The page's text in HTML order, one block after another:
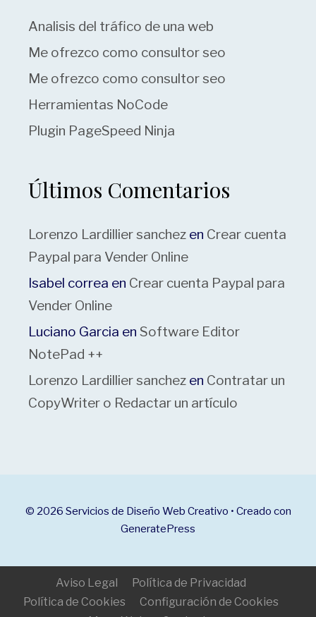
Analisis del tráfico de una web
Me ofrezco como consultor seo
Me ofrezco como consultor seo
Herramientas NoCode
Plugin PageSpeed Ninja
Últimos Comentarios
Lorenzo Lardillier sanchez en Crear cuenta
Paypal para Vender Online
Isabel correa en Crear cuenta Paypal para
Vender Online
Luciano Garcia en Software Editor
NotePad ++
Lorenzo Lardillier sanchez en Contratar un
CopyWriter o Redactar un artículo
© 2026 Servicios de Diseño Web Creativo • Creado con
GeneratePress
Aviso Legal
Política de Privacidad
Política de Cookies
Configuración de Cookies